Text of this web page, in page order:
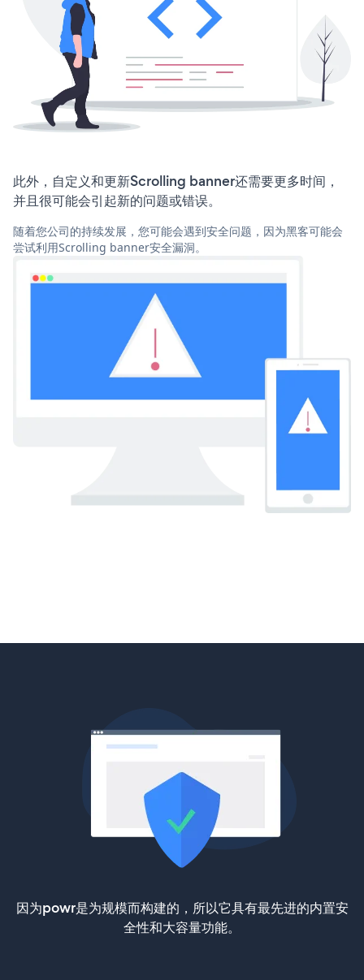
此外，自定义和更新Scrolling banner还需要更多时间，
并且很可能会引起新的问题或错误。
随着您公司的持续发展，您可能会遇到安全问题，因为黑客可能会
尝试利用Scrolling banner安全漏洞。
因为powr是为规模而构建的，所以它具有最先进的内置安
全性和大容量功能。